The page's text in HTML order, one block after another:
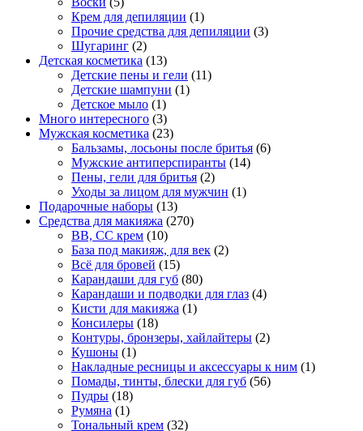
Крем для депиляции (1)
Прочие средства для депиляции (3)
Шугаринг (2)
Детская косметика (13)
Детские пены и гели (11)
Детские шампуни (1)
Детское мыло (1)
Много интересного (3)
Мужская косметика (23)
Бальзамы, лосьоны после бритья (6)
Мужские антиперспиранты (14)
Пены, гели для бритья (2)
Уходы за лицом для мужчин (1)
Подарочные наборы (13)
Средства для макияжа (270)
BB, CC крем (10)
База под макияж, для век (2)
Всё для бровей (15)
Карандаши для губ (80)
Карандаши и подводки для глаз (4)
Кисти для макияжа (1)
Консилеры (18)
Контуры, бронзеры, хайлайтеры (2)
Кушоны (1)
Накладные ресницы и аксессуары к ним (1)
Помады, тинты, блески для губ (56)
Пудры (18)
Румяна (1)
Тональный крем (32)